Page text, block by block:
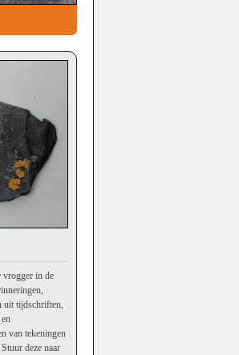
vrogger in de
uit tijdschriften,
van tekeningen
deze naar